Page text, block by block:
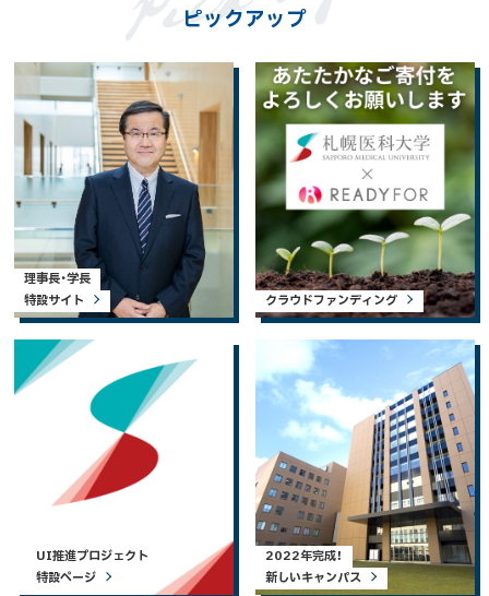
ピックアップ
理事長・学長
特設サイト
クラウドファンディング
UI推進プロジェクト
特設ページ
2022年完成！
新しいキャンパス